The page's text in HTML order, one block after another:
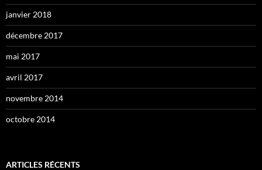
janvier 2018
décembre 2017
mai 2017
avril 2017
novembre 2014
octobre 2014
ARTICLES RÉCENTS